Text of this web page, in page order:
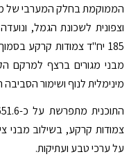
הממוקמת בחלק המערבי של
וצפונית לשכונת הגמל,
185 יח"ד צמודות קרקע
מבני מגורים ברצף למרקם
מינימלית לנוף ושימור
צמודות קרקע, בשילוב מבני
על ערכי טבע ועתיקות.